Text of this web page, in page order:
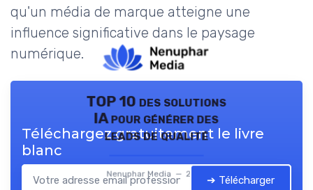
qu'un média de marque atteigne une
influence significative dans le paysage
numérique.
TOP 10 des solutions
IA pour générer des
leads de qualité
Nenuphar Media — 2026
Téléchargez gratuitement le livre
blanc
➔ Télécharger